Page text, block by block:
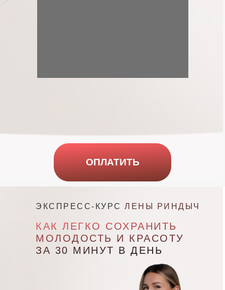
ОПЛАТИТЬ
КАК ЛЕГКО СОХРАНИТЬ
МОЛОДОСТЬ И КРАСОТУ
ЗА 30 МИНУТ В ДЕНЬ
ЭКСПРЕСС-КУРС ЛЕНЫ РИНДЫЧ